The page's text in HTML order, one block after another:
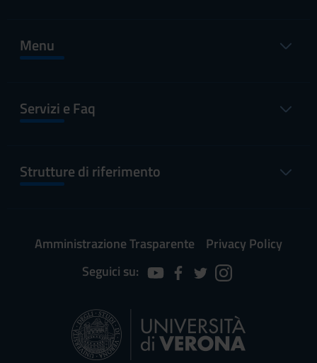
Menu
Servizi e Faq
Strutture di riferimento
Amministrazione Trasparente
Privacy Policy
Seguici su: